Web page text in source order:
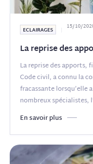
ECLAIRAGES 15/10/
La reprise des
La reprise des apports,
Code civil, a connu la
fracassante lorsqu’elle
nombreux spécialistes,
évolution
(...)
En savoir plus